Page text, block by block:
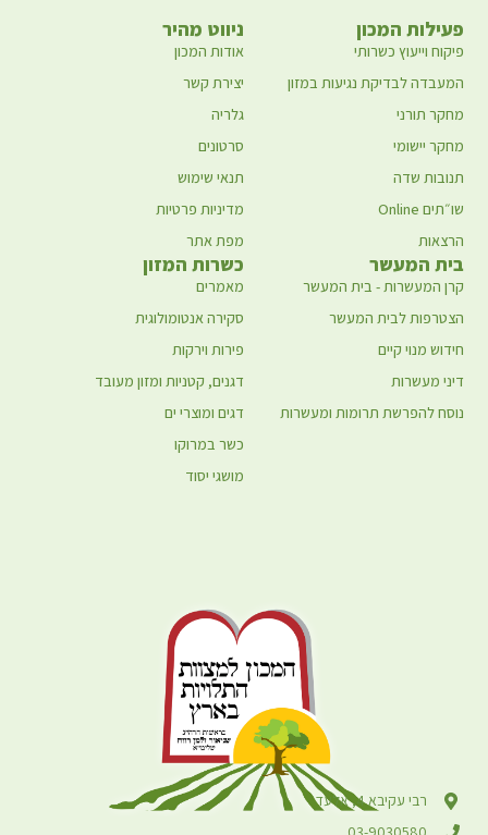
רבי עקיבא 4, אלעד
ניווט מהיר
אודות המכון
יצירת קשר
גלריה
סרטונים
תנאי שימוש
מדיניות פרטיות
מפת אתר
פעילות המכון
פיקוח וייעוץ כשרותי
המעבדה לבדיקת נגיעות במזון
מחקר תורני
מחקר יישומי
תנובות שדה
שו״תים Online
הרצאות
כשרות המזון
מאמרים
סקירה אנטומולוגית
פירות וירקות
דגנים, קטניות ומזון מעובד
דגים ומוצרי ים
כשר במרוקו
מושגי יסוד
בית המעשר
קרן המעשרות - בית המעשר
הצטרפות לבית המעשר
חידוש מנוי קיים
דיני מעשרות
נוסח להפרשת תרומות ומעשרות